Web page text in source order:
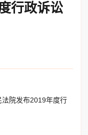
行政诉讼
院发布2019年度行